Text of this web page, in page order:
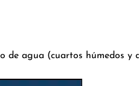
de agua (cuartos húmedos y